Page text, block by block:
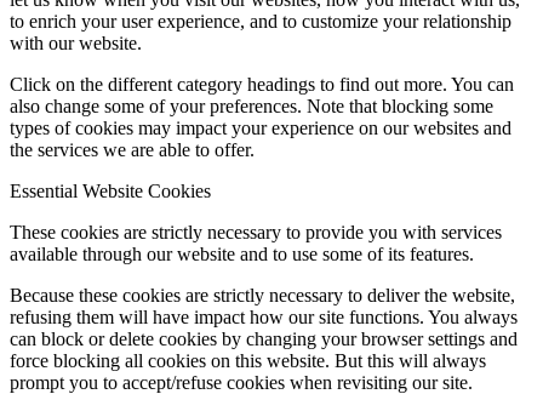
to enrich your user experience, and to customize your relationship
with our website.
Click on the different category headings to find out more. You can
also change some of your preferences. Note that blocking some
types of cookies may impact your experience on our websites and
the services we are able to offer.
Essential Website Cookies
These cookies are strictly necessary to provide you with services
available through our website and to use some of its features.
Because these cookies are strictly necessary to deliver the website,
refusing them will have impact how our site functions. You always
can block or delete cookies by changing your browser settings and
force blocking all cookies on this website. But this will always
prompt you to accept/refuse cookies when revisiting our site.